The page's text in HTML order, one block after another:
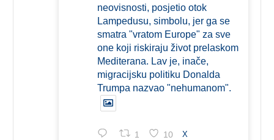
neovisnosti, posjetio otok
Lampedusu, simbolu, jer ga se
smatra "vratom Europe" za sve
one koji riskiraju život prelaskom
Mediterana. Lav je, inače,
migracijsku politiku Donalda
Trumpa nazvao "nehumanom".
1 10 X